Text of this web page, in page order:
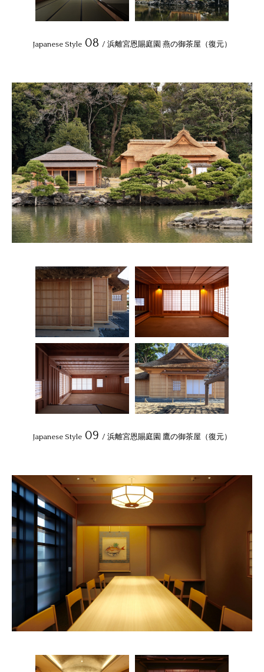
Japanese Style 08 / 浜離宮恩賜庭園 燕の御茶屋（復元）
Japanese Style 09 / 浜離宮恩賜庭園 鷹の御茶屋（復元）